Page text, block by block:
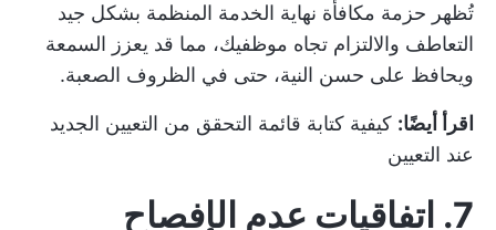
تُظهر حزمة مكافأة نهاية الخدمة المنظمة بشكل جيد
التعاطف والالتزام تجاه موظفيك، مما قد يعزز السمعة
ويحافظ على حسن النية، حتى في الظروف الصعبة.
اقرأ أيضًا: كيفية كتابة قائمة التحقق من التعيين الجديد
عند التعيين
7. اتفاقيات عدم الإفصاح